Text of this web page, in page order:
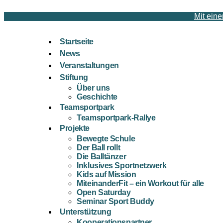
Mit
Startseite
News
Veranstaltungen
Stiftung
Über uns
Geschichte
Teamsportpark
Teamsportpark-Rallye
Projekte
Bewegte Schule
Der Ball rollt
Die Balltänzer
Inklusives Sportnetzwerk
Kids auf Mission
MiteinanderFit – ein Workout für alle
Open Saturday
Seminar Sport Buddy
Unterstützung